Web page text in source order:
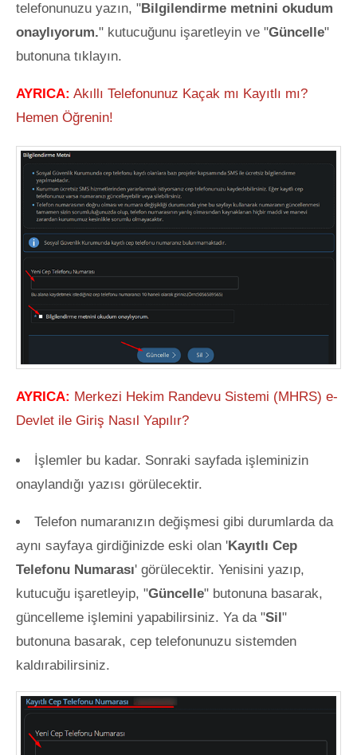
telefonunuzu yazın, "Bilgilendirme metnini okudum
onaylıyorum." kutucuğunu işaretleyin ve "Güncelle"
butonuna tıklayın.
AYRICA: Akıllı Telefonunuz Kaçak mı Kayıtlı mı?
Hemen Öğrenin!
AYRICA: Merkezi Hekim Randevu Sistemi (MHRS) e-
Devlet ile Giriş Nasıl Yapılır?
İşlemler bu kadar. Sonraki sayfada işleminizin
onaylandığı yazısı görülecektir.
Telefon numaranızın değişmesi gibi durumlarda da
aynı sayfaya girdiğinizde eski olan 'Kayıtlı Cep
Telefonu Numarası' görülecektir. Yenisini yazıp,
kutucuğu işaretleyip, "Güncelle" butonuna basarak,
güncelleme işlemini yapabilirsiniz. Ya da "Sil "
butonuna basarak, cep telefonunuzu sistemden
kaldırabilirsiniz.